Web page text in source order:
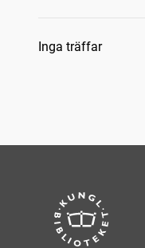
Inga träffar